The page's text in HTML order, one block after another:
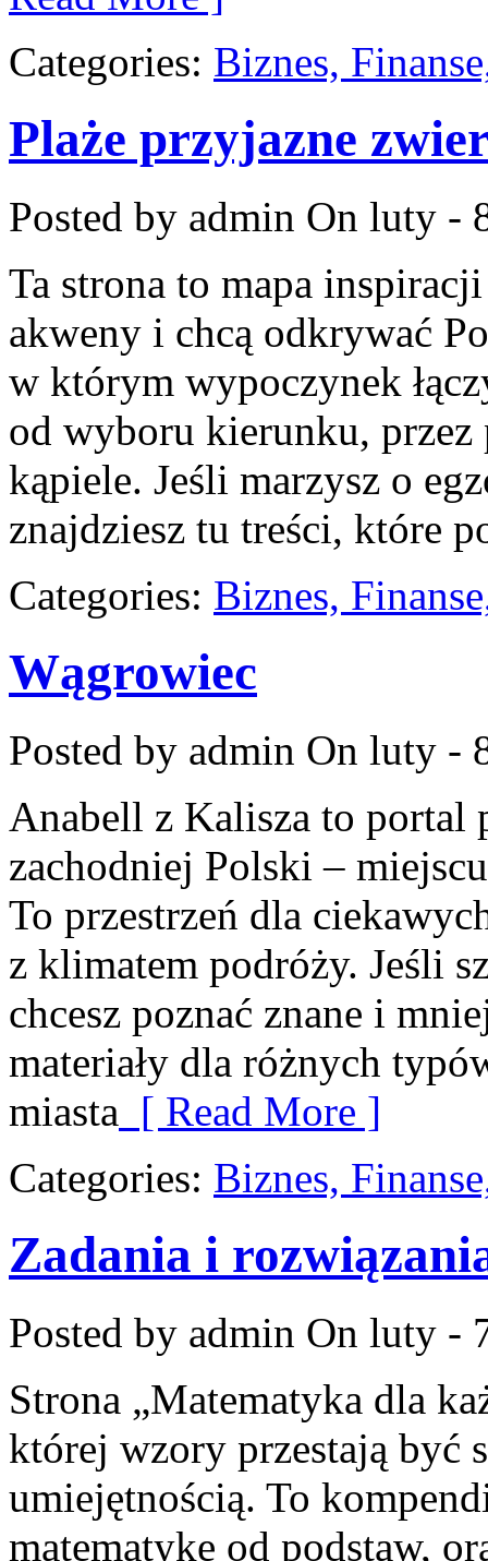
Categories: Biznes,
Plaże przyjazne
Posted by admin On luty -
Ta strona to mapa
akweny i chcą odkrywać
w którym wypoczynek
od wyboru kierunku, przez
kąpiele. Jeśli marzysz o
znajdziesz tu treści, które
Categories: Biznes,
Wągrowiec
Posted by admin On luty -
Anabell z Kalisza to portal
zachodniej Polski –
To przestrzeń dla
z klimatem podróży. Jeśli
chcesz poznać znane i
materiały dla różnych
miasta [ Read More ]
Categories: Biznes,
Zadania i
Posted by admin On luty -
Strona „Matematyka dla
której wzory przestają być
umiejętnością. To
matematykę od podstaw,